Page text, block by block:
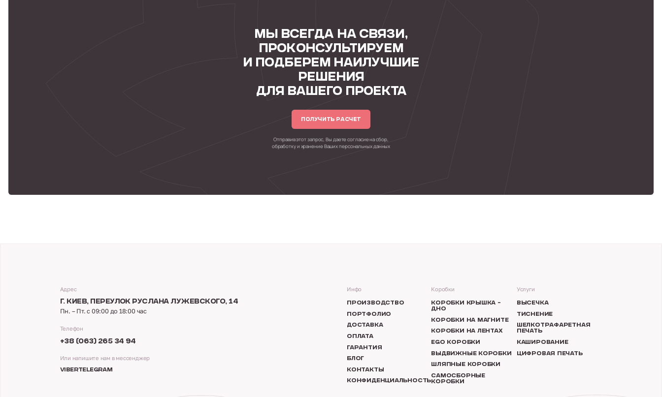
МЫ ВСЕГДА НА СВЯЗИ,
ПРОКОНСУЛЬТИРУЕМ
И ПОДБЕРЕМ НАИЛУЧШИЕ
РЕШЕНИЯ
ДЛЯ ВАШЕГО ПРОЕКТА
ПОЛУЧИТЬ РАСЧЕТ
Отправив этот запрос, Вы даете согласие на сбор,
обработку и хранение Ваших персональных данных
Адрес
Г. КИЕВ,ПЕРЕУЛОК РУСЛАНА ЛУЖЕВСКОГО, 14
Пн. – Пт. с 09:00 до 18:00 час
Телефон
+38 (063) 265 34 94
Или напишите нам в мессенджер
VIBERTELEGRAM
Инфо
ПРОИЗВОДСТВО
ПОРТФОЛИО
ДОСТАВКА
ОПЛАТА
ГАРАНТИЯ
БЛОГ
КОНТАКТЫ
КОНФИДЕНЦИАЛЬНОСТЬ
Коробки
КОРОБКИ КРЫШКА –
ДНО
КОРОБКИ НА МАГНИТЕ
КОРОБКИ НА ЛЕНТАХ
EGO КОРОБКИ
ВЫДВИЖНЫЕ КОРОБКИ
ШЛЯПНЫЕ КОРОБКИ
САМОСБОРНЫЕ
КОРОБКИ
Услуги
ВЫСЕЧКА
ТИСНЕНИЕ
ШЕЛКОТРАФАРЕТНАЯ
ПЕЧАТЬ
КАШИРОВАНИЕ
ЦИФРОВАЯ ПЕЧАТЬ